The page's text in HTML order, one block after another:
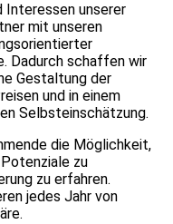
Interessen unserer
mit unseren
Dadurch schaffen wir
Gestaltung der
und in einem
Selbsteinschätzung.
die Möglichkeit,
zu
zu erfahren.
jedes Jahr von